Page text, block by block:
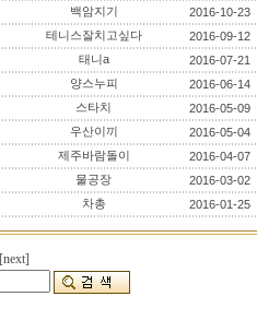
백암지기 2016-10-23
테니스잘치고싶다 2016-09-12
태니a 2016-07-21
양스누피 2016-06-14
스타치 2016-05-09
우산이끼 2016-05-04
제주바람돌이 2016-04-07
물공장 2016-03-02
차총 2016-01-25
[next]